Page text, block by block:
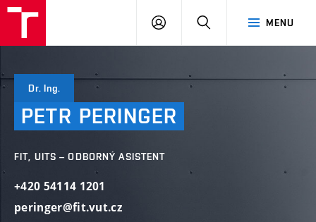
MENU
PŘIHLÁSIT
Dr. Ing.
PETR PERINGER
FIT, UITS – ODBORNÝ ASISTENT
+420 54114 1201
peringer@fit.vut.cz